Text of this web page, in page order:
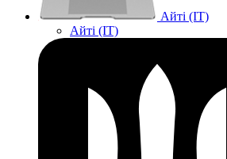
Айті (IT)
Айті (IT)